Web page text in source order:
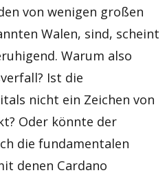
von wenigen großen
Walen, sind, scheint
Warum also
Ist die
nicht ein Zeichen von
Oder könnte der
die fundamentalen
denen Cardano